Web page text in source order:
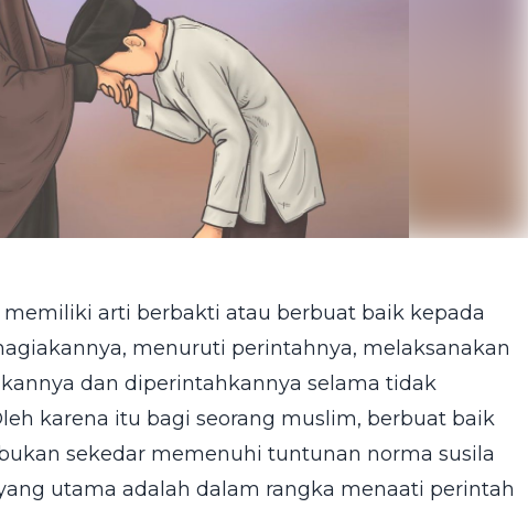
arti berbakti atau berbuat baik kepada
menuruti perintahnya, melaksanakan
dan diperintahkannya selama tidak
karena itu bagi seorang muslim, berbuat baik
sekedar memenuhi tuntunan norma susila
utama adalah dalam rangka menaati perintah